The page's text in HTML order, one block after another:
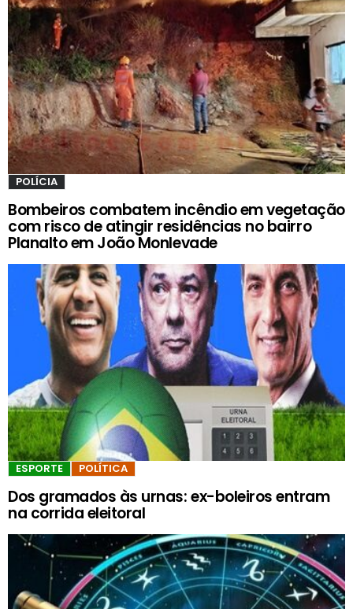
POLÍCIA
Bombeiros combatem incêndio em vegetação
com risco de atingir residências no bairro
Planalto em João Monlevade
ESPORTE POLÍTICA
Dos gramados às urnas: ex-boleiros entram
na corrida eleitoral